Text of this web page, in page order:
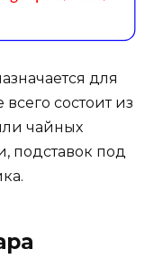
для
состоит из
чайных
подставок под